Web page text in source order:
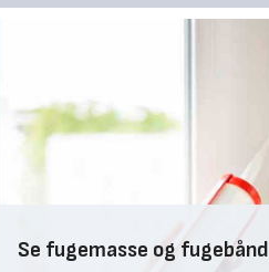
Se fugemasse og fugebånd